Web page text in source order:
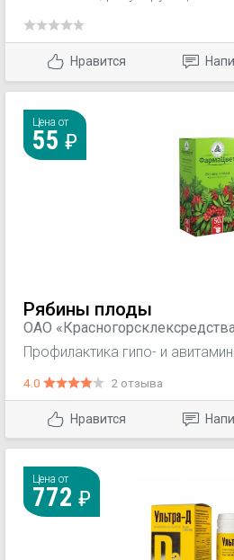
метаболитов витамина D3.
способствует всасыванию
регулирует минерализацию
Нравится
Цена от
55
Рябины плоды
ОАО
Профилактика гипо- и
4.0 2 отзыва
Нравится
Цена от
772